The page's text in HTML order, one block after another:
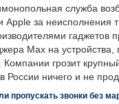
служба
Apple за неисполнения
гаджетов
Max на
грозит
России ничего и не
пропускать звонки без